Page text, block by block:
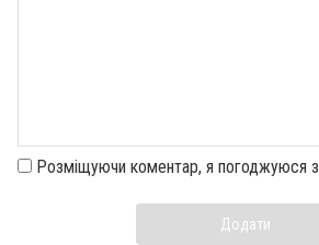
Розміщуючи коментар, я погоджуюся з
Додати